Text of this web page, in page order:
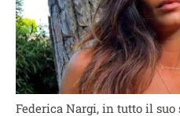
Federica Nargi, in tutto il suo